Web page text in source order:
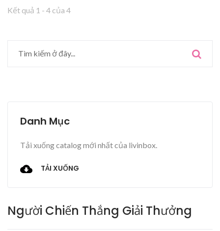
Kết quả 1 - 4 của 4
Danh Mục
Tải xuống catalog mới nhất của livinbox.
TẢI XUỐNG
Người Chiến Thắng Giải Thưởng